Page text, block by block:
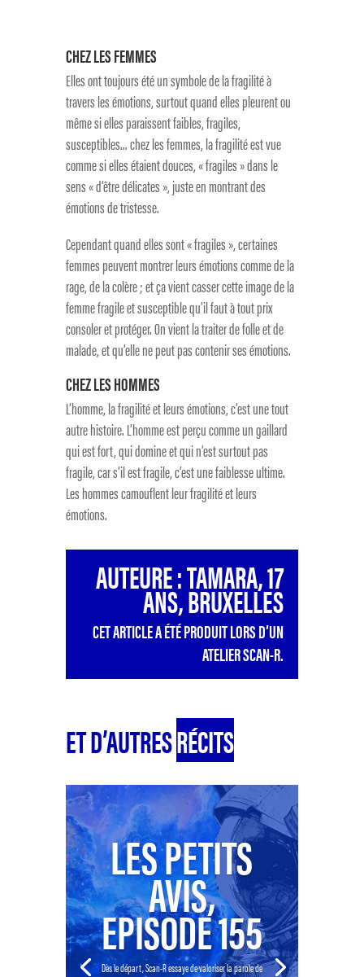
CHEZ LES FEMMES
Elles ont toujours été un symbole de la fragilité à
travers les émotions, surtout quand elles pleurent ou
même si elles paraissent faibles, fragiles,
susceptibles… chez les femmes, la fragilité est vue
comme si elles étaient douces, « fragiles » dans le
sens « d’être délicates », juste en montrant des
émotions de tristesse.
Cependant quand elles sont « fragiles », certaines
femmes peuvent montrer leurs émotions comme de la
rage, de la colère ; et ça vient casser cette image de la
femme fragile et susceptible qu’il faut à tout prix
consoler et protéger. On vient la traiter de folle et de
malade, et qu’elle ne peut pas contenir ses émotions.
CHEZ LES HOMMES
L’homme, la fragilité et leurs émotions, c’est une tout
autre histoire. L’homme est perçu comme un gaillard
qui est fort, qui domine et qui n’est surtout pas
fragile, car s’il est fragile, c’est une faiblesse ultime.
Les hommes camouflent leur fragilité et leurs
émotions.
AUTEURE : TAMARA, 17
ANS, BRUXELLES
CET ARTICLE A ÉTÉ PRODUIT LORS D’UN
ATELIER SCAN-R.
ET D’AUTRESRÉCITS
LES PETITS
AVIS,
EPISODE 155
Dès le départ, Scan-R essaye de valoriser la parole de